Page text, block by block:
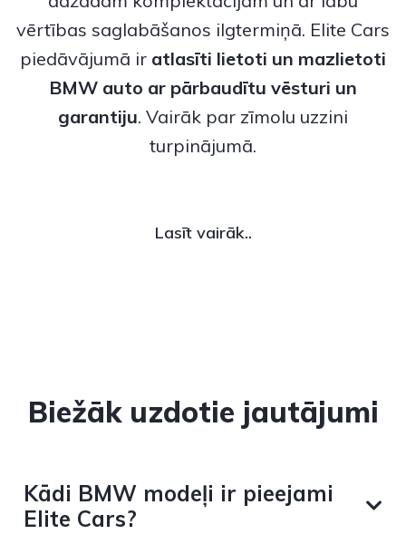
vērtības saglabāšanos ilgtermiņā. Elite Cars
piedāvājumā ir atlasīti lietoti un mazlietoti
BMW auto ar pārbaudītu vēsturi un
garantiju. Vairāk par zīmolu uzzini
turpinājumā.
Lasīt vairāk..
Biežāk uzdotie jautājumi
Kādi BMW modeļi ir pieejami
Elite Cars?